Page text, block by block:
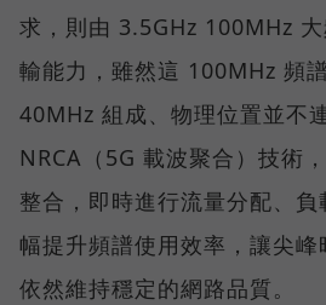
求，則由 3.5GHz 100MHz
輸能力，雖然這 100MHz 頻
40MHz 組成、物理位置並不
NRCA（5G 載波聚合）技術
整合，即時進行流量分配、
幅提升頻譜使用效率，讓尖
依然維持穩定的網路品質。